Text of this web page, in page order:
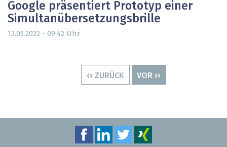
Google präsentiert Prototyp einer
Simultanübersetzungsbrille
13.05.2022 - 09:42 Uhr
VORHERIGE
‹‹ ZURÜCK
NÄCHSTE
VOR ››